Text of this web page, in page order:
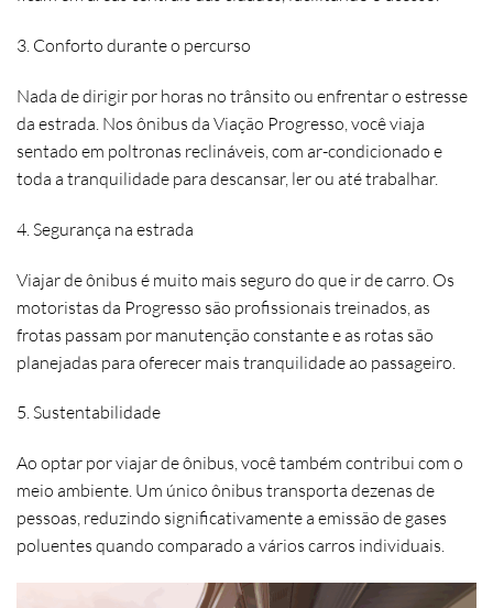
3. Conforto durante o percurso
Nada de dirigir por horas no trânsito ou enfrentar o estresse
da estrada. Nos ônibus da Viação Progresso, você viaja
sentado em poltronas reclináveis, com ar-condicionado e
toda a tranquilidade para descansar, ler ou até trabalhar.
4. Segurança na estrada
Viajar de ônibus é muito mais seguro do que ir de carro. Os
motoristas da Progresso são profissionais treinados, as
frotas passam por manutenção constante e as rotas são
planejadas para oferecer mais tranquilidade ao passageiro.
5. Sustentabilidade
Ao optar por viajar de ônibus, você também contribui com o
meio ambiente. Um único ônibus transporta dezenas de
pessoas, reduzindo significativamente a emissão de gases
poluentes quando comparado a vários carros individuais.